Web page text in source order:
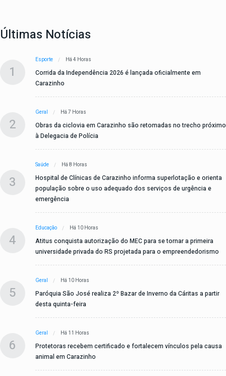
Últimas Notícias
1
Esporte Há 4 Horas
Corrida da Independência 2026 é lançada oficialmente em
Carazinho
2
Geral Há 7 Horas
Obras da ciclovia em Carazinho são retomadas no trecho próximo
à Delegacia de Polícia
3
Saúde Há 8 Horas
Hospital de Clínicas de Carazinho informa superlotação e orienta
população sobre o uso adequado dos serviços de urgência e
emergência
4
Educação Há 10 Horas
Atitus conquista autorização do MEC para se tornar a primeira
universidade privada do RS projetada para o empreendedorismo
5
Geral Há 10 Horas
Paróquia São José realiza 2º Bazar de Inverno da Cáritas a partir
desta quinta-feira
6
Geral Há 11 Horas
Protetoras recebem certificado e fortalecem vínculos pela causa
animal em Carazinho